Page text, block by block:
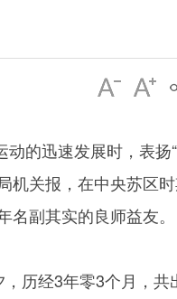
的迅速发展时，表扬
机关报，在中央苏区
副其实的良师益友。
历经3年零3个月，共